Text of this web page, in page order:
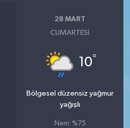
28 MART
CUMARTESI
10°
Bölgesel düzensiz yağmur
yağışlı
Nem: %75